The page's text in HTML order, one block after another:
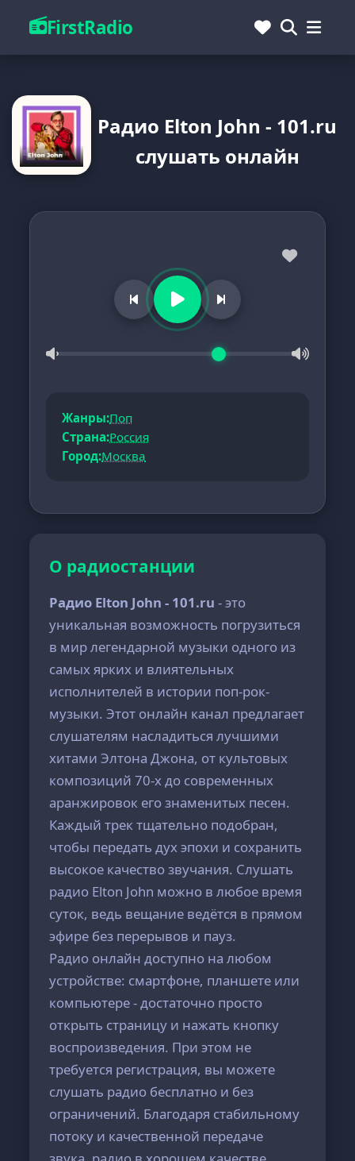
FirstRadio
Радио Elton John - 101.ru
слушать онлайн
Жанры:Поп
Страна:Россия
Город:Москва
О радиостанции
Радио Elton John - 101.ru - это
уникальная возможность погрузиться
в мир легендарной музыки одного из
самых ярких и влиятельных
исполнителей в истории поп-рок-
музыки. Этот онлайн канал предлагает
слушателям насладиться лучшими
хитами Элтона Джона, от культовых
композиций 70-х до современных
аранжировок его знаменитых песен.
Каждый трек тщательно подобран,
чтобы передать дух эпохи и сохранить
высокое качество звучания. Слушать
радио Elton John можно в любое время
суток, ведь вещание ведётся в прямом
эфире без перерывов и пауз.
Радио онлайн доступно на любом
устройстве: смартфоне, планшете или
компьютере - достаточно просто
открыть страницу и нажать кнопку
воспроизведения. При этом не
требуется регистрация, вы можете
слушать радио бесплатно и без
ограничений. Благодаря стабильному
потоку и качественной передаче